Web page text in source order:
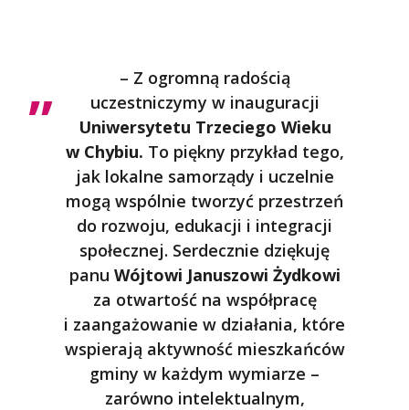
– Z ogromną radością
uczestniczymy w inauguracji
Uniwersytetu Trzeciego Wieku
w Chybiu. To piękny przykład tego,
jak lokalne samorządy i uczelnie
mogą wspólnie tworzyć przestrzeń
do rozwoju, edukacji i integracji
społecznej. Serdecznie dziękuję
panu Wójtowi Januszowi Żydkowi
za otwartość na współpracę
i zaangażowanie w działania, które
wspierają aktywność mieszkańców
gminy w każdym wymiarze –
zarówno intelektualnym,